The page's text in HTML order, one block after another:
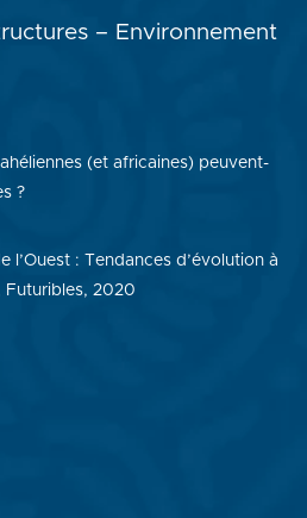
– Environnement
(et africaines) peuvent-
?
l’Ouest : Tendances d’évolution à
Futuribles, 2020